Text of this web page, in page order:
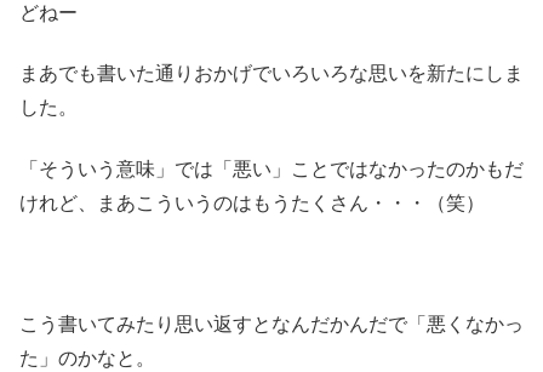
どねー
まあでも書いた通りおかげでいろいろな思いを新たにしま
した。
「そういう意味」では「悪い」ことではなかったのかもだ
けれど、まあこういうのはもうたくさん・・・（笑）
こう書いてみたり思い返すとなんだかんだで「悪くなかっ
た」のかなと。